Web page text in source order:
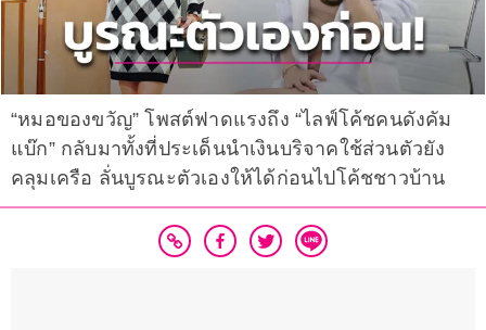
“หมอของขวัญ” โพสต์ฟาดแรงถึง “ไลฟ์โค้ชคนดังคัม
แบ๊ก” กลับมาทั้งที่ประเด็นนำเงินบริจาคใช้ส่วนตัวยัง
คลุมเครือ ลั่นบูรณะตัวเองให้ได้ก่อนไปโค้ชชาวบ้าน